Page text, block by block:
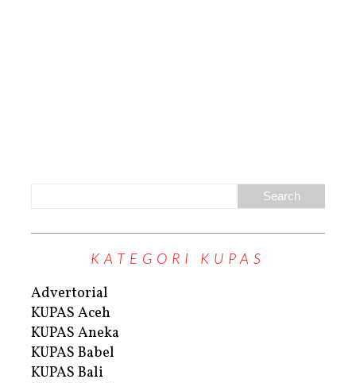
KATEGORI KUPAS
Advertorial
KUPAS Aceh
KUPAS Aneka
KUPAS Babel
KUPAS Bali